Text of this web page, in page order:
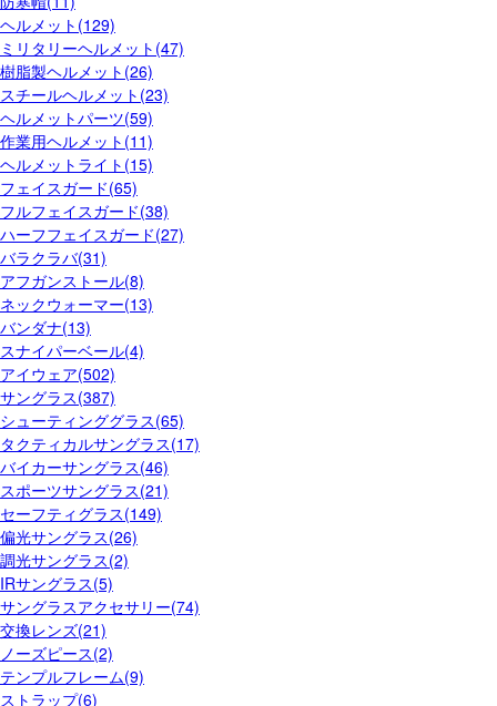
ヘルメット(129)
ミリタリーヘルメット(47)
樹脂製ヘルメット(26)
スチールヘルメット(23)
ヘルメットパーツ(59)
作業用ヘルメット(11)
ヘルメットライト(15)
フェイスガード(65)
フルフェイスガード(38)
ハーフフェイスガード(27)
バラクラバ(31)
アフガンストール(8)
ネックウォーマー(13)
バンダナ(13)
スナイパーベール(4)
アイウェア(502)
サングラス(387)
シューティンググラス(65)
タクティカルサングラス(17)
バイカーサングラス(46)
スポーツサングラス(21)
セーフティグラス(149)
偏光サングラス(26)
調光サングラス(2)
IRサングラス(5)
サングラスアクセサリー(74)
交換レンズ(21)
ノーズピース(2)
テンプルフレーム(9)
ストラップ(6)